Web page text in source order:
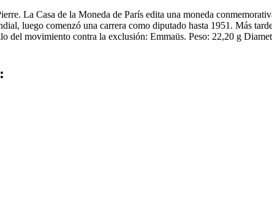
La Casa de la Moneda de París edita una moneda
luego comenzó una carrera como diputado hasta 1951. Más
del movimiento contra la exclusión: Emmaüs. Peso: 22,20 g